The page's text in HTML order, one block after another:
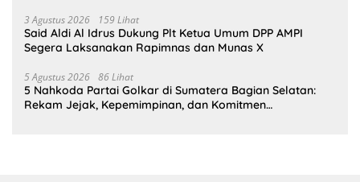
3 Agustus 2026 159 Lihat
Said Aldi Al Idrus Dukung Plt Ketua Umum DPP AMPI
Segera Laksanakan Rapimnas dan Munas X
5 Agustus 2026 86 Lihat
5 Nahkoda Partai Golkar di Sumatera Bagian Selatan:
Rekam Jejak, Kepemimpinan, dan Komitmen